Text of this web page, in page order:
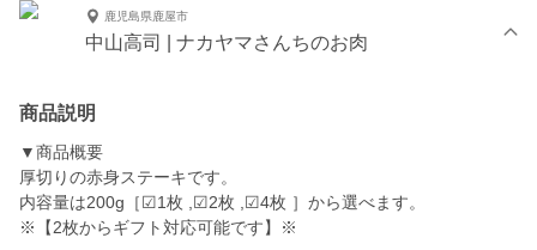
鹿児島県鹿屋市
中山高司 | ナカヤマさんちのお肉
商品説明
▼商品概要
厚切りの赤身ステーキです。
内容量は200g［☑1枚 ,☑2枚 ,☑4枚 ］から選べます。
※【2枚からギフト対応可能です】※